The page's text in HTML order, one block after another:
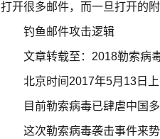
打开很多邮件，而一旦打开的
钓鱼邮件攻击逻辑
文章转载至：2018勒索病
北京时间2017年5月13日上
目前勒索病毒已肆虐中国多
这次勒索病毒袭击事件来势